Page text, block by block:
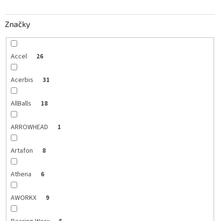
Značky
Accel 26
Acerbis 31
AllBalls 18
ARROWHEAD 1
Artafon 8
Athena 6
AWORKX 9